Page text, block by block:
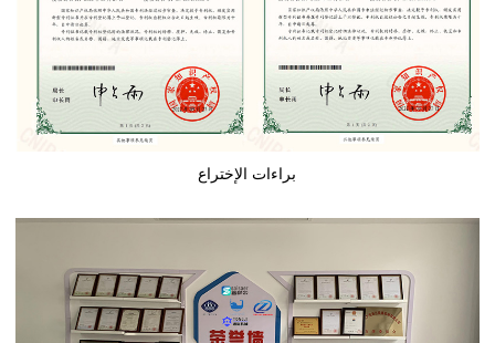
براءات الإختراع